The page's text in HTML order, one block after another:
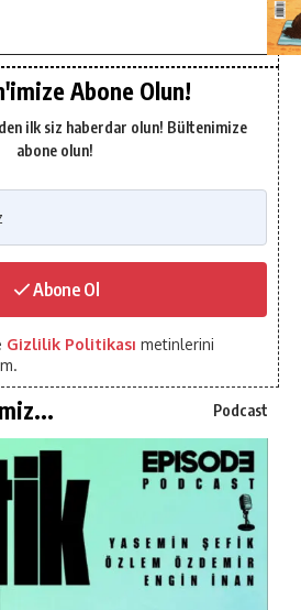
Abone Olun!
ilk siz haberdar olun! Bültenimize
abone olun!
Abone Ol
Gizlilik Politikası metinlerini
Podcast